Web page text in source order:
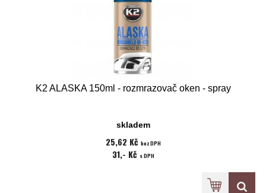
K2 ALASKA 150ml - rozmrazovač oken - spray
skladem
25,62 Kč bez DPH
31,- Kč s DPH